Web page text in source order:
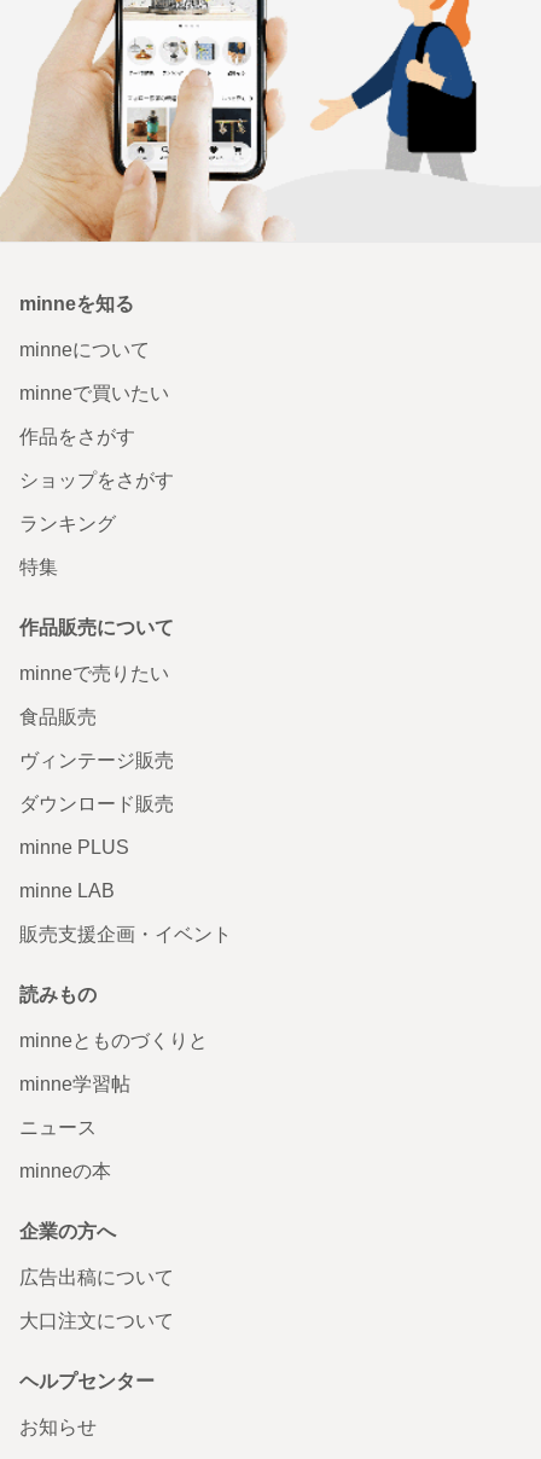
minneを知る
minneについて
minneで買いたい
作品をさがす
ショップをさがす
ランキング
特集
作品販売について
minneで売りたい
食品販売
ヴィンテージ販売
ダウンロード販売
minne PLUS
minne LAB
販売支援企画・イベント
読みもの
minneとものづくりと
minne学習帖
ニュース
minneの本
企業の方へ
広告出稿について
大口注文について
ヘルプセンター
お知らせ